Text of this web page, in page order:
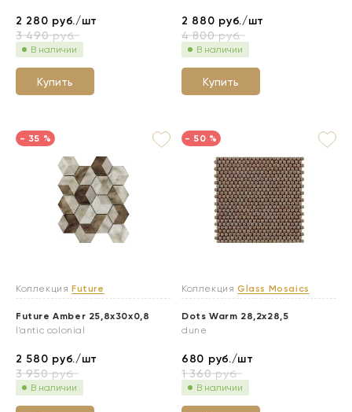
2 280 руб./шт
3 490руб.
В наличии
Купить
2 880 руб./шт
4 800руб.
В наличии
Купить
- 35 %
Коллекция Future
Future Amber 25,8x30x0,8
l'antic colonial
2 580 руб./шт
3 950руб.
В наличии
- 50 %
Коллекция Glass Mosaics
Dots Warm 28,2x28,5
dune
680 руб./шт
1 360руб.
В наличии